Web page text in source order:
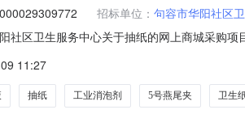
招标单位： 句容市华阳社区
社区卫生服务中心关于抽纸的网上商城采购
项目所在行政区划名称:江苏省镇江市句容市
11:27
抽纸 工业消泡剂 5号燕尾夹 卫生